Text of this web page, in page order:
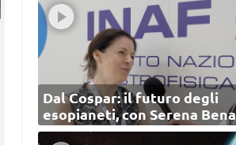
Dal Cospar: il futuro degli
esopianeti, con Serena